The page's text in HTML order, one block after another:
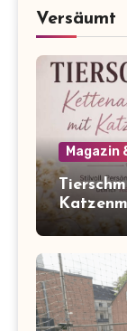
Versäumt
Magazin